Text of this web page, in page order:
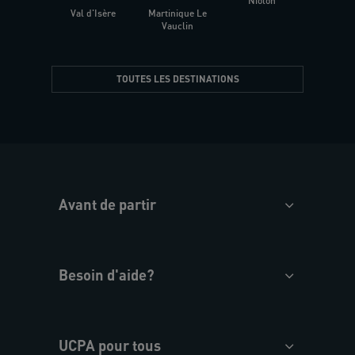
Val d'Isère
Martinique Le
Vauclin
TOUTES LES DESTINATIONS
Avant de partir
Besoin d'aide?
UCPA pour tous